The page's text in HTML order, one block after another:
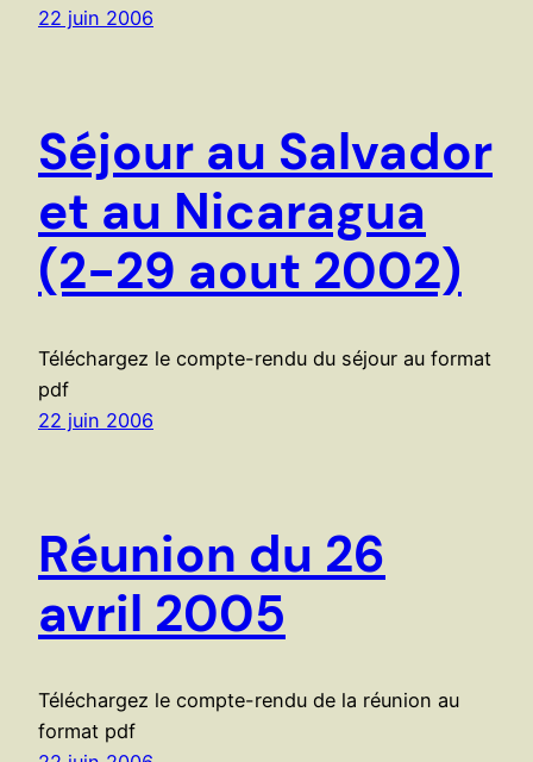
22 juin 2006
Séjour au Salvador
et au Nicaragua
(2-29 aout 2002)
Téléchargez le compte-rendu du séjour au format
pdf
22 juin 2006
Réunion du 26
avril 2005
Téléchargez le compte-rendu de la réunion au
format pdf